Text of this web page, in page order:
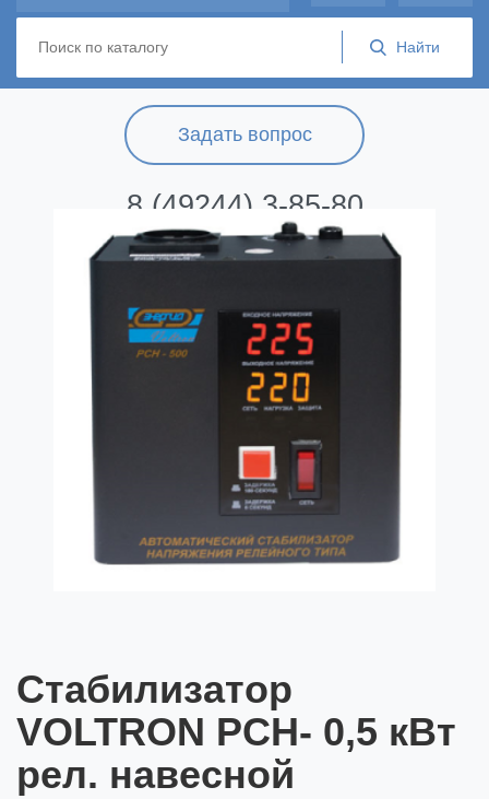
Задать вопрос
8 (49244) 3-85-80
Стабилизатор
VOLTRON PCH- 0,5 кВт
рел. навесной